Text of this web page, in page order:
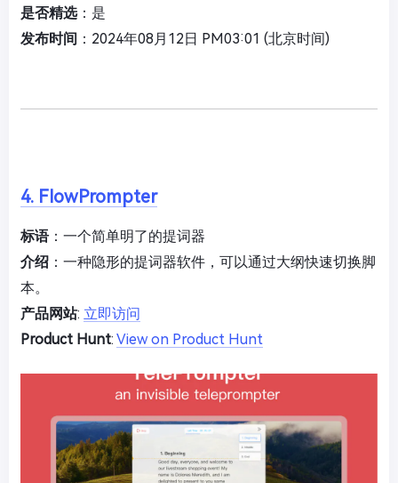
是否精选：是
发布时间 ：2024年08月12日 PM03:01 (北京时间)
4. FlowPrompter
标语：一个简单明了的提词器
介绍 ：一种隐形的提词器软件，可以通过大纲快速切换脚
本。
产品网站: 立即访问
Product Hunt: View on Product Hunt